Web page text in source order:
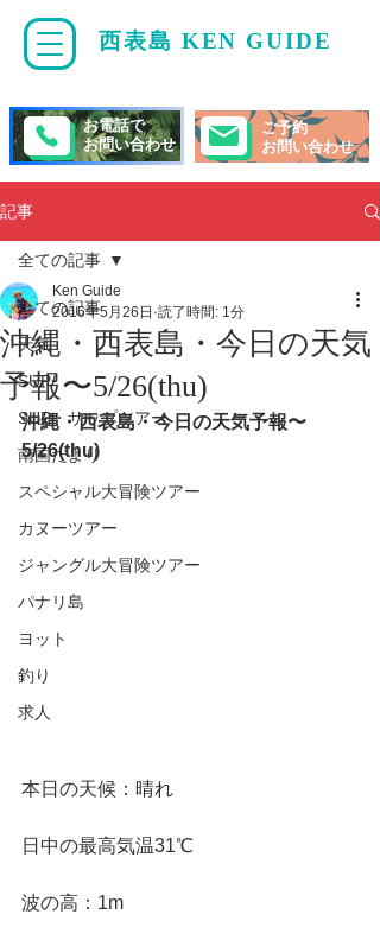
西表島 KEN GUIDE
ご予約
お問い合わせ
お電話で
お問い合わせ
記事
全ての記事
天気
SUP/
SUP・サップツアー
南国だより
スペシャル大冒険ツアー
カヌーツアー
ジャングル大冒険ツアー
パナリ島
ヨット
釣り
求人
全ての記事
沖縄・西表島・今日の天気
予報〜5/26(thu)
Ken Guide
2016年5月26日 読了時間: 1分
沖縄・西表島・今日の天気予報〜
5/26(thu)
本日の天候：晴れ
日中の最高気温31℃
波の高：1m